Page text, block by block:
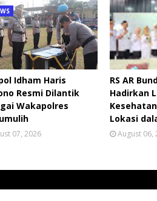
Idham Haris
Resmi Dilantik
Wakapolres
07, 2026
RS AR
Hadirkan
Lokasi
August 06,